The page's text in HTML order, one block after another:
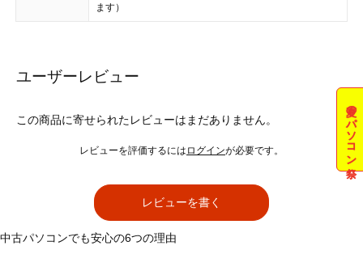
ます）
ユーザーレビュー
この商品に寄せられたレビューはまだありません。
レビューを評価するには ログインが必要です。
レビューを書く
夏のパソコン祭
中古パソコンでも安心の6つの理由